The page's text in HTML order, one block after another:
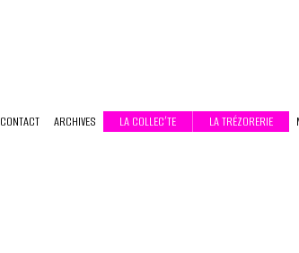
CONTACT ARCHIVES LA COLLEC’TE LA TRÉZORERIE